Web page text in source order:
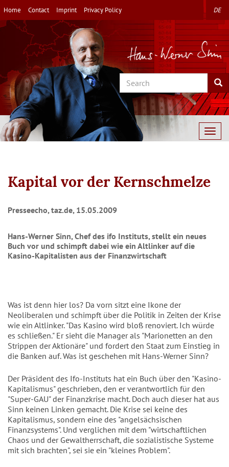
Skip
to
main
Home Contact Imprint Privacy Policy DE
Search
Kapital vor der Kernschmelze
Presseecho, taz.de, 15.05.2009
Hans-Werner Sinn, Chef des ifo Instituts, stellt ein neues
Buch vor und schimpft dabei wie ein Altlinker auf die
Kasino-Kapitalisten aus der Finanzwirtschaft
Was ist denn hier los? Da vorn sitzt eine Ikone der
Neoliberalen und schimpft über die Politik in Zeiten der Krise
wie ein Altlinker. "Das Kasino wird bloß renoviert. Ich würde
es schließen." Er sieht die Manager als "Marionetten an den
Strippen der Aktionäre" und fordert den Staat zum Einstieg in
die Banken auf. Was ist geschehen mit Hans-Werner Sinn?
Der Präsident des Ifo-Instituts hat ein Buch über den "Kasino-
Kapitalismus" geschrieben, den er verantwortlich für den
"Super-GAU" der Finanzkrise macht. Doch auch dieser hat aus
Sinn keinen Linken gemacht. Die Krise sei keine des
Kapitalismus, sondern eine des "angelsächsischen
Finanzsystems". Und verglichen mit dem "wirtschaftlichen
Chaos und der Gewaltherrschaft, die sozialistische Systeme
mit sich brachten", sei sie ein "kleines Problem".